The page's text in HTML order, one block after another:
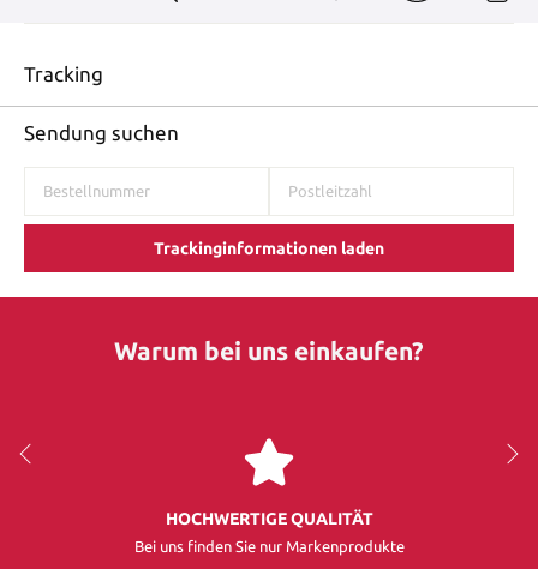
Tracking
Sendung suchen
Trackinginformationen laden
Warum bei uns einkaufen?
HOCHWERTIGE QUALITÄT
Bei uns finden Sie nur Markenprodukte